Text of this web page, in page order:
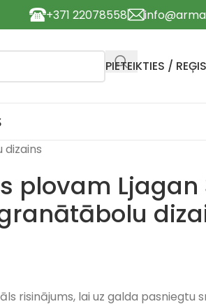
+371 22078558
PIETEIKTIES /
dizains
plovam
risinājums, lai uz galda pasniegtu